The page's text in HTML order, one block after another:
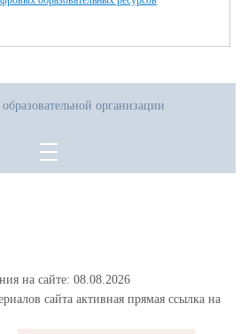
организации
на сайте: 08.08.2026
сайта активная прямая ссылка на